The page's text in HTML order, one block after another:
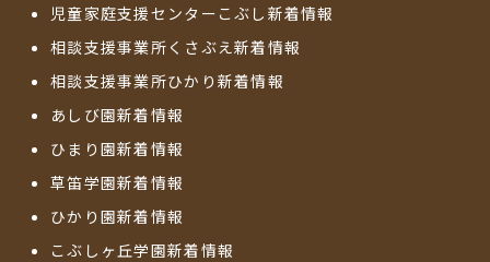
児童家庭支援センターこぶし新着情報
相談支援事業所くさぶえ新着情報
相談支援事業所ひかり新着情報
あしび園新着情報
ひまり園新着情報
草笛学園新着情報
ひかり園新着情報
こぶしヶ丘学園新着情報